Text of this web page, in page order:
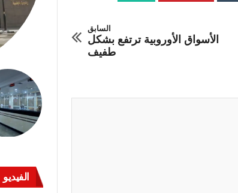
السابق
الأسواق الأوروبية ترتفع بشكل
طفيف
الفيديو